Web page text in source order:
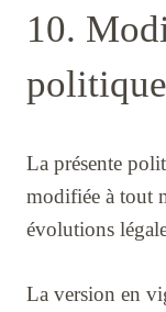
10.
La présente
modifiée à tout
évolutions
La version en